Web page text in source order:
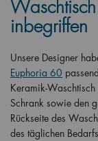
inbegriffen
Unsere Designer
Euphoria 60
Keramik-
Schrank sowie den
Rückseite des
des täglichen